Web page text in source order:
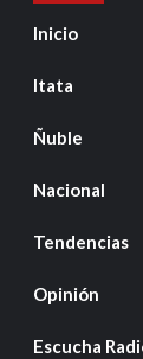
Inicio
Itata
Ñuble
Nacional
Tendencias
Opinión
Escucha